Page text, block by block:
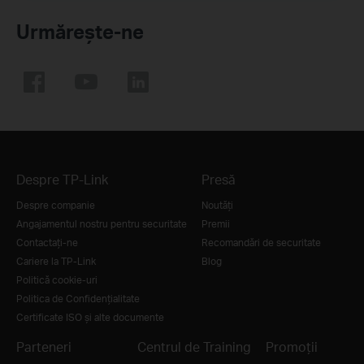
Urmărește-ne
Despre TP-Link
Despre companie
Angajamentul nostru pentru securitate
Contactați-ne
Cariere la TP-Link
Politică cookie-uri
Politica de Confidențialitate
Certificate ISO și alte documente
Presă
Noutăţi
Premii
Recomandări de securitate
Blog
Parteneri Centrul de Training Promoții